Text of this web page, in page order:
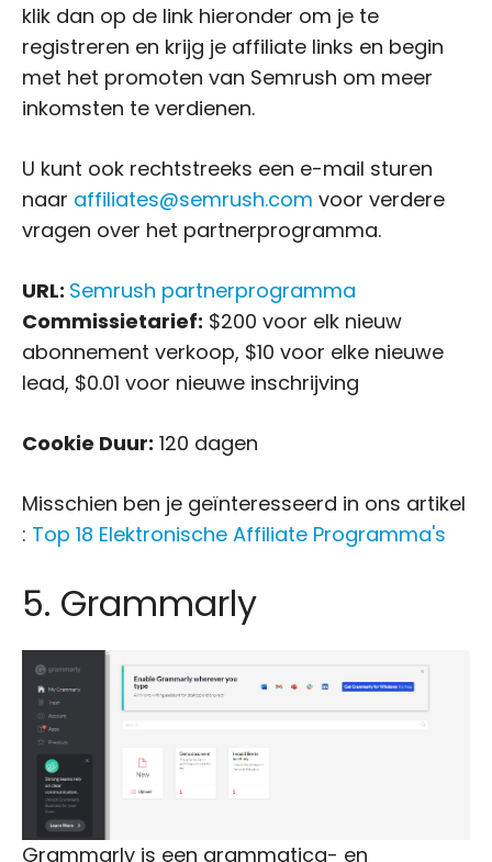
klik dan op de link hieronder om je te
registreren en krijg je affiliate links en begin
met het promoten van Semrush om meer
inkomsten te verdienen.
U kunt ook rechtstreeks een e-mail sturen
naar affiliates@semrush.com voor verdere
vragen over het partnerprogramma.
URL: Semrush partnerprogramma
Commissietarief: $200 voor elk nieuw
abonnement verkoop, $10 voor elke nieuwe
lead, $0.01 voor nieuwe inschrijving
Cookie Duur: 120 dagen
Misschien ben je geïnteresseerd in ons artikel
: Top 18 Elektronische Affiliate Programma's
5. Grammarly
Grammarly is een grammatica- en